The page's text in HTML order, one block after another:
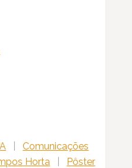
Comunicações
Horta Pôster